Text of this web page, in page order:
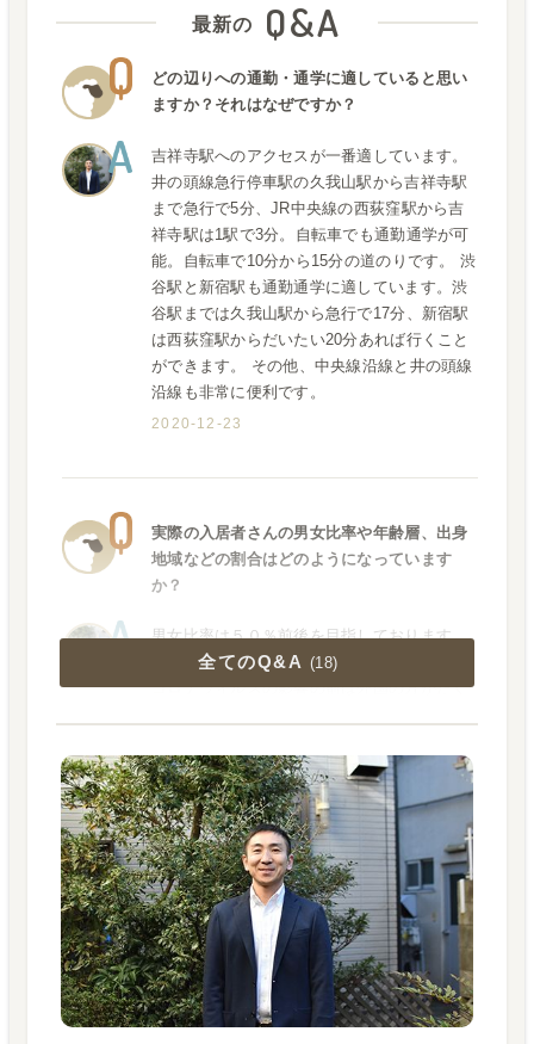
最新の Q&A
どの辺りへの通勤・通学に適していると思い
ますか？それはなぜですか？
吉祥寺駅へのアクセスが一番適しています。
井の頭線急行停車駅の久我山駅から吉祥寺駅
まで急行で5分、JR中央線の西荻窪駅から吉
祥寺駅は1駅で3分。自転車でも通勤通学が可
能。自転車で10分から15分の道のりです。 渋
谷駅と新宿駅も通勤通学に適しています。渋
谷駅までは久我山駅から急行で17分、新宿駅
は西荻窪駅からだいたい20分あれば行くこと
ができます。 その他、中央線沿線と井の頭線
沿線も非常に便利です。
2020-12-23
実際の入居者さんの男女比率や年齢層、出身
地域などの割合はどのようになっています
か？
男女比率は５０％前後を目指しております
が、現在は男性のほうが少し多い状態です。
コロナウィルスの影響の前は外国の方がたく
幅広いです。
2020-09-18
全てのQ&A (18)